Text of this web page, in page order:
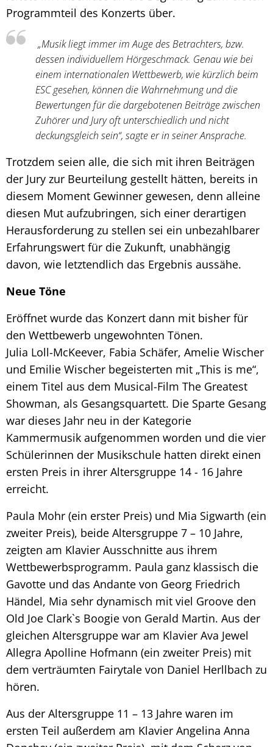
Programmteil des Konzerts über.
„Musik liegt immer im Auge des Betrachters, bzw.
dessen individuellem Hörgeschmack. Genau wie bei
einem internationalen Wettbewerb, wie kürzlich beim
ESC gesehen, können die Wahrnehmung und die
Bewertungen für die dargebotenen Beiträge zwischen
Zuhörer und Jury oft unterschiedlich und nicht
deckungsgleich sein“, sagte er in seiner Ansprache.
Trotzdem seien alle, die sich mit ihren Beiträgen
der Jury zur Beurteilung gestellt hätten, bereits in
diesem Moment Gewinner gewesen, denn alleine
diesen Mut aufzubringen, sich einer derartigen
Herausforderung zu stellen sei ein unbezahlbarer
Erfahrungswert für die Zukunft, unabhängig
davon, wie letztendlich das Ergebnis aussähe.
Neue Töne
Eröffnet wurde das Konzert dann mit bisher für
den Wettbewerb ungewohnten Tönen.
Julia Loll-McKeever, Fabia Schäfer, Amelie Wischer
und Emilie Wischer begeisterten mit „This is me“,
einem Titel aus dem Musical-Film The Greatest
Showman, als Gesangsquartett. Die Sparte Gesang
war dieses Jahr neu in der Kategorie
Kammermusik aufgenommen worden und die vier
Schülerinnen der Musikschule hatten direkt einen
ersten Preis in ihrer Altersgruppe 14 - 16 Jahre
erreicht.
Paula Mohr (ein erster Preis) und Mia Sigwarth (ein
zweiter Preis), beide Altersgruppe 7 – 10 Jahre,
zeigten am Klavier Ausschnitte aus ihrem
Wettbewerbsprogramm. Paula ganz klassisch die
Gavotte und das Andante von Georg Friedrich
Händel, Mia sehr dynamisch mit viel Groove den
Old Joe Clark`s Boogie von Gerald Martin. Aus der
gleichen Altersgruppe war am Klavier Ava Jewel
Allegra Apolline Hofmann (ein zweiter Preis) mit
dem verträumten Fairytale von Daniel Herllbach zu
hören.
Aus der Altersgruppe 11 – 13 Jahre waren im
ersten Teil außerdem am Klavier Angelina Anna